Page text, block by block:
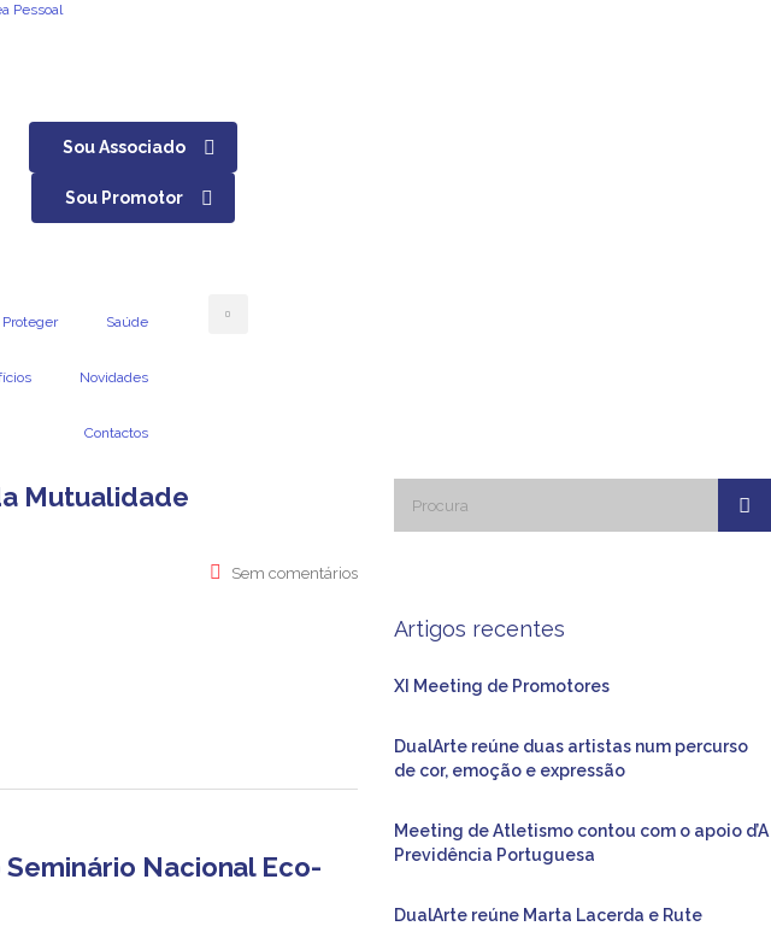
Pessoal
Sou Associado
Sou Promotor
Proteger Saúde
Novidades
Contactos
Mutualidade
Sem comentários
Nacional Eco-
Artigos recentes
XI Meeting de Promotores
DualArte reúne duas artistas num percurso
de cor, emoção e expressão
Meeting de Atletismo contou com o apoio d’A
Previdência Portuguesa
DualArte reúne Marta Lacerda e Rute